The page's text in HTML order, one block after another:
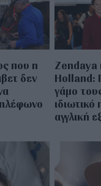
που η
δεν
Zendaya
Holland:
γάμο
ιδιωτικό
αγγλική